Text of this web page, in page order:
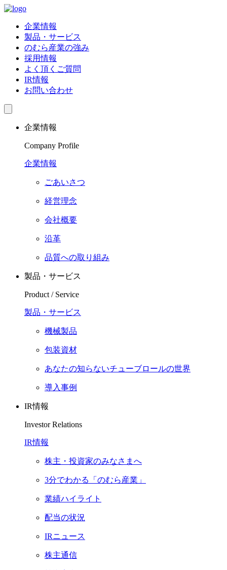
企業情報
製品・サービス
のむら産業の強み
採用情報
よく頂くご質問
IR情報
お問い合わせ
企業情報
Company Profile
企業情報
ごあいさつ
経営理念
会社概要
沿革
品質への取り組み
製品・サービス
Product / Service
製品・サービス
機械製品
包装資材
あなたの知らないチューブロールの世界
導入事例
IR情報
Investor Relations
IR情報
株主・投資家のみなさまへ
3分でわかる「のむら産業」
業績ハイライト
配当の状況
IRニュース
株主通信